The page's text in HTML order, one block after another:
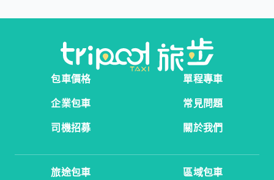
包車價格
單程專車
企業包車
常見問題
司機招募
關於我們
旅途包車 區域包車